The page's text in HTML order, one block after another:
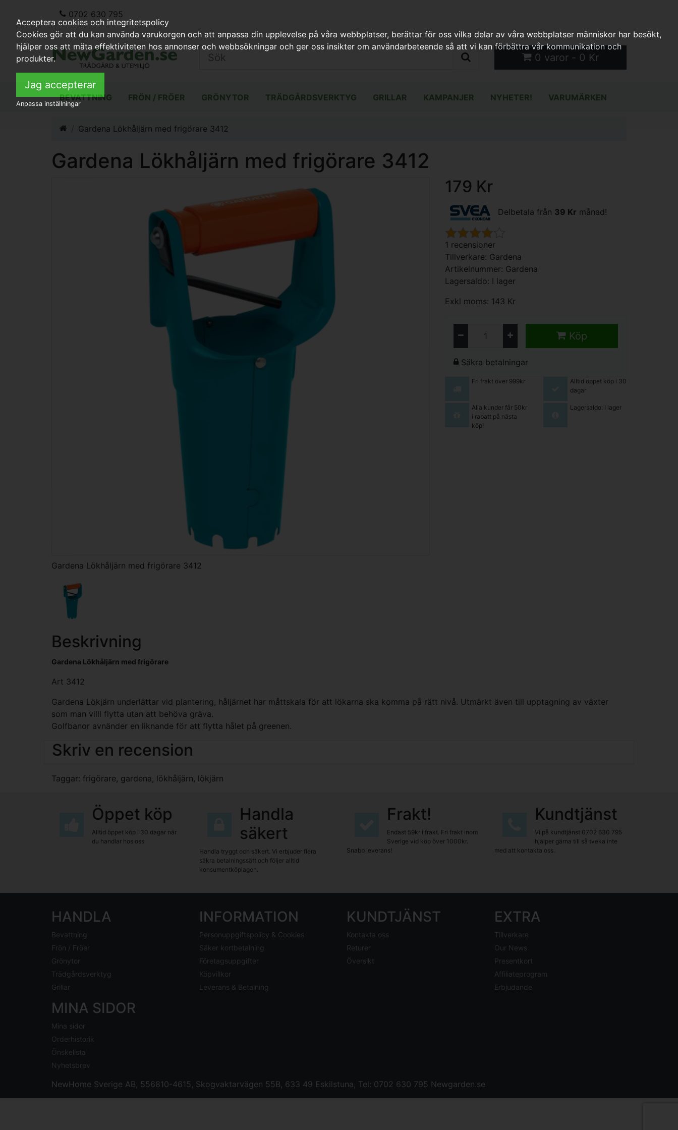
0702 630 795
0 varor - 0 Kr
BEVATTNING FRÖN / FRÖER GRÖNYTOR TRÄDGÅRDSVERKTYG GRILLAR KAMPANJER NYHETER! VARUMÄRKEN
Gardena Lökhåljärn med frigörare 3412
Gardena Lökhåljärn med frigörare 3412
Gardena Lökhåljärn med frigörare 3412
179 Kr
Delbetala från 39 Kr månad!
1 recensioner
Tillverkare: Gardena
Artikelnummer: Gardena
Lagersaldo: I lager
Exkl moms: 143 Kr
Köp
Säkra betalningar
Fri frakt över 999kr
Alltid öppet köp i 30
dagar
Alla kunder får 50kr
i rabatt på nästa
köp!
Lagersaldo: I lager
Beskrivning
Gardena Lökhåljärn med frigörare
Art 3412
Gardena Lökjärn underlättar vid plantering, håljärnet har måttskala för att lökarna ska komma på rätt nivå. Utmärkt även till upptagning av växter
som man villl flytta utan att behöva gräva.
Golfbanor avnänder en liknande för att flytta hålet på greenen.
Skriv en recension
Taggar: frigörare, gardena, lökhåljärn, lökjärn
Öppet köp
Alltid öppet köp i 30 dagar när
du handlar hos oss
Handla
säkert
Handla tryggt och säkert. Vi erbjuder flera
säkra betalningssätt och följer alltid
konsumentköplagen.
Frakt!
Endast 59kr i frakt. Fri frakt inom
Sverige vid köp över 1000kr.
Snabb leverans!
Kundtjänst
Vi på kundtjänst 0702 630 795
hjälper gärna till så tveka inte
med att kontakta oss.
HANDLA
Bevattning
Frön / Fröer
Grönytor
Trädgårdsverktyg
Grillar
INFORMATION
Personuppgiftspolicy & Cookies
Säker kortbetalning
Företagsuppgifter
Köpvillkor
Leverans & Betalning
KUNDTJÄNST
Kontakta oss
Returer
Översikt
EXTRA
Tillverkare
Our News
Presentkort
Affiliateprogram
Erbjudande
MINA SIDOR
Mina sidor
Orderhistorik
Önskelista
Nyhetsbrev
NewHome Sverige AB , 556810-4615, Skogvaktarvägen 55B, 633 49 Eskilstuna, Tel: 0702 630 795 Newgarden.se
Acceptera cookies och integritetspolicy
Cookies gör att du kan använda varukorgen och att anpassa din upplevelse på våra webbplatser, berättar för oss vilka delar av våra webbplatser människor har besökt,
hjälper oss att mäta effektiviteten hos annonser och webbsökningar och ger oss insikter om användarbeteende så att vi kan förbättra vår kommunikation och
produkter.
Jag accepterar
Anpassa inställningar